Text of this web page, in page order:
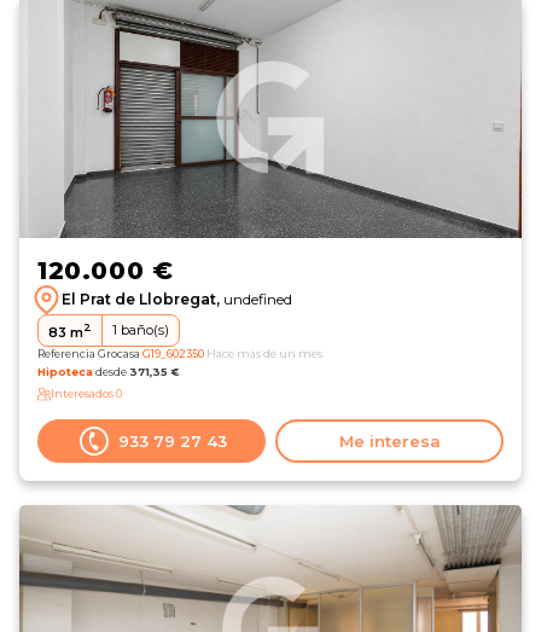
120.000 €
El Prat de Llobregat, undefined
83 m2 1 baño(s)
Referencia Grocasa G19_602350 Hace más de un mes
Hipotecadesde 371,35 €
Interesados0
933 79 27 43 Me interesa